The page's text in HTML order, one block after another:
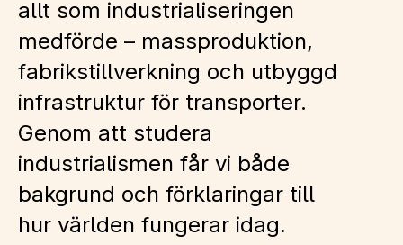
allt som industrialiseringen
medförde – massproduktion,
fabrikstillverkning och utbyggd
infrastruktur för transporter.
Genom att studera
industrialismen får vi både
bakgrund och förklaringar till
hur världen fungerar idag.